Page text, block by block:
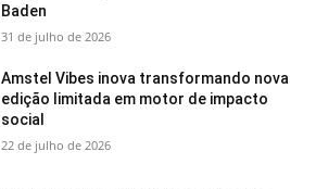
Baden
31 de julho de 2026
Amstel Vibes inova transformando nova
edição limitada em motor de impacto
social
22 de julho de 2026